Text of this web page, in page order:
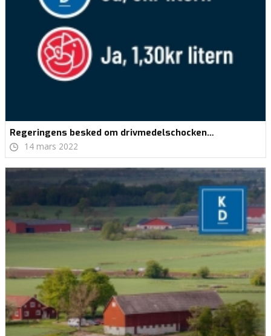
Regeringens besked om drivmedelschocken…
14 mars 2022